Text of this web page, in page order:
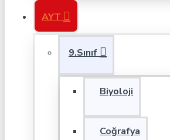
AYT
9.Sınıf
Biyoloji
Coğrafya